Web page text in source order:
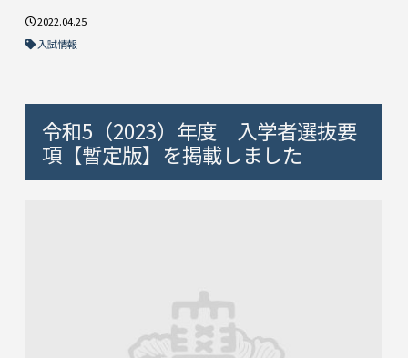
2022.04.25
入試情報
令和5（2023）年度 入学者選抜要
項【暫定版】を掲載しました